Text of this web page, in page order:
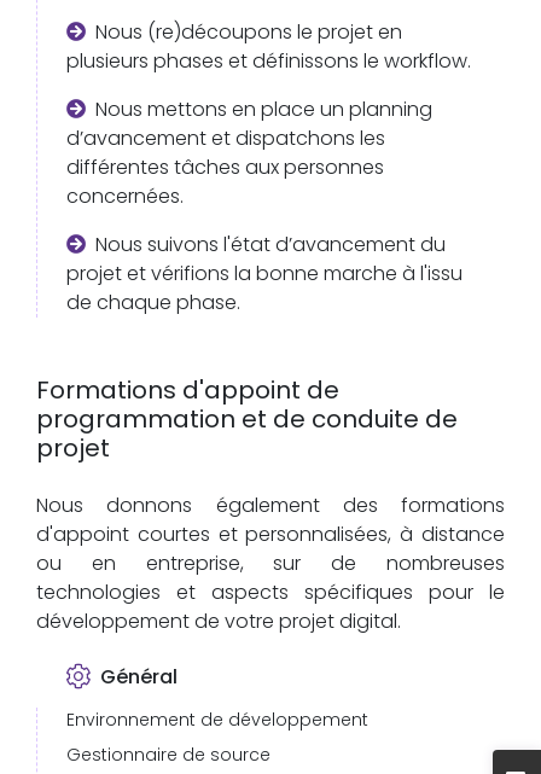
Nous (re)découpons le projet en
plusieurs phases et définissons le workflow.
Nous mettons en place un planning
d’avancement et dispatchons les
différentes tâches aux personnes
concernées.
Nous suivons l'état d’avancement du
projet et vérifions la bonne marche à l'issu
de chaque phase.
Formations d'appoint de
programmation et de conduite de
projet
Nous donnons également des formations
d'appoint courtes et personnalisées, à distance
ou en entreprise, sur de nombreuses
technologies et aspects spécifiques pour le
développement de votre projet digital.
Général
Environnement de développement
Gestionnaire de source